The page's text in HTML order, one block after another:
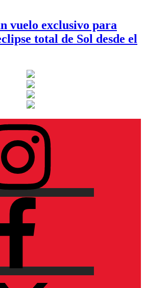
vuelo exclusivo para
total de Sol desde el